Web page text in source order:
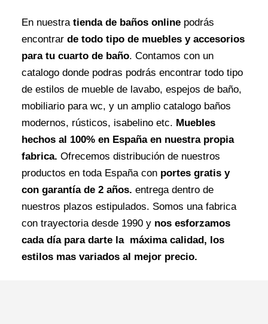
En nuestra tienda de baños onlinepodrás
encontrar de todo tipo de muebles y accesorios
para tu cuarto de baño. Contamos con un
catalogo donde podras podrás encontrar todo tipo
de estilos de mueble de lavabo, espejos de baño,
mobiliario para wc, y un amplio catalogo baños
modernos, rústicos, isabelino etc. Muebles
hechos al 100% en España en nuestra propia
fabrica. Ofrecemos distribución de nuestros
productos en toda España con portes gratis y
con garantía de 2 años. entrega dentro de
nuestros plazos estipulados. Somos una fabrica
con trayectoria desde 1990 y nos esforzamos
cada día para darte la máxima calidad, los
estilos mas variados al mejor precio.